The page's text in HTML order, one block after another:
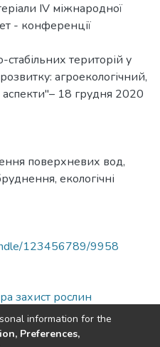
ІV міжнародної
- конференції
територій у
розвитку: агроекологічний,
18 грудня 2020
поверхневих вод,
, екологічні
123456789/9958
захист рослин
information for the
Preferences,